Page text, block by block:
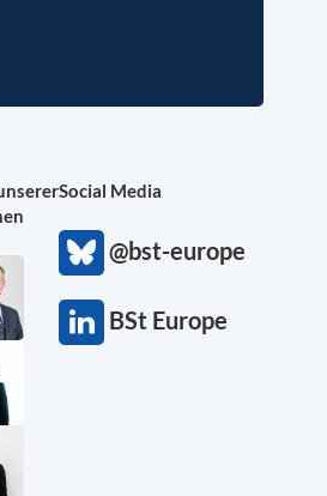
Social Media
@bst-europe
BSt Europe